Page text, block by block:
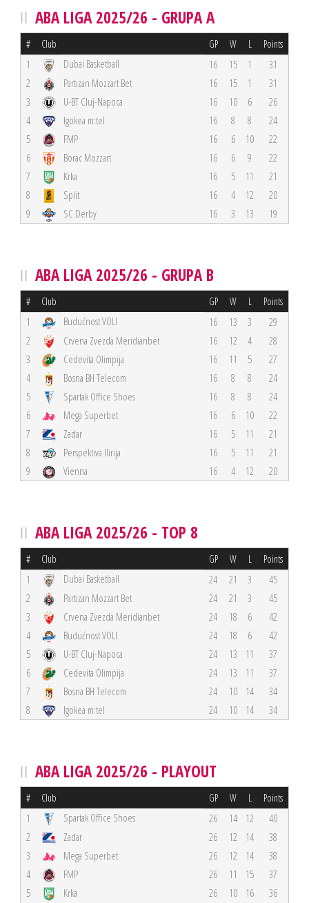
ABA LIGA 2025/26 - GRUPA A
# Club GP W L Points
1 Dubai Basketball 16 15 1
31
2
Partizan Mozzart Bet 16 15 1
31
3
U-BT Cluj-Napoca 16 10 6
26
4
Igokea m:tel 16 8 8
24
5
FMP 16 6 10
22
6
Borac Mozzart 16 6 9
22
7
Krka 16 5 11
21
8
Split 16 4 12
20
9
SC Derby 16 3 13 19
ABA LIGA 2025/26 - GRUPA B
# Club GP W L Points
1 Budućnost VOLI 16 13 3
29
2
Crvena Zvezda Meridianbet 16 12 4
28
3
Cedevita Olimpija 16 11 5
27
4
Bosna BH Telecom 16 8 8
24
5
Spartak Office Shoes 16 8 8
24
6
Mega Superbet 16 6 10
22
7
Zadar 16 5 11
21
8
Perspektiva Ilirija 16 5 11
21
9
Vienna 16 4 12 20
ABA LIGA 2025/26 - TOP 8
# Club GP W L Points
1 Dubai Basketball 24 21 3
45
2
Partizan Mozzart Bet 24 21 3
45
3
Crvena Zvezda Meridianbet 24 18 6
42
4
Budućnost VOLI 24 18 6
42
5
U-BT Cluj-Napoca 24 13 11
37
6
Cedevita Olimpija 24 13 11
37
7
Bosna BH Telecom 24 10 14
34
8
Igokea m:tel 24 10 14 34
ABA LIGA 2025/26 - PLAYOUT
# Club GP W L Points
1 Spartak Office Shoes 26 14 12
40
2
Zadar 26 12 14
38
3
Mega Superbet 26 12 14
38
4
FMP 26 11 15
37
5
Krka 26 10 16
36